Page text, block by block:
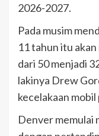
2026-2027.
Pada musim
11 tahun itu
dari 50 menjadi
lakinya Drew
kecelakaan
Denver memulai